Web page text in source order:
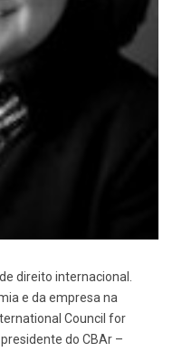
direito internacional.
e da empresa na
Council for
do CBAr –